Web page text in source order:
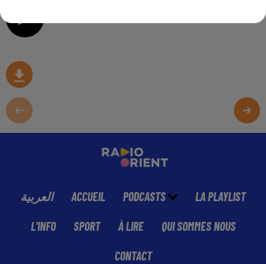
العربية ACCUEIL PODCASTS LA PLAYLIST
L'INFO SPORT À LIRE QUI SOMMES NOUS
CONTACT